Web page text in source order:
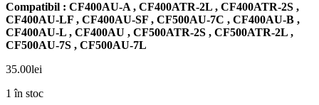
Compatibil : CF400AU-A , CF400ATR-2L , CF400ATR-2S ,
CF400AU-LF , CF400AU-SF , CF500AU-7C , CF400AU-B ,
CF400AU-L , CF400AU , CF500ATR-2S , CF500ATR-2L ,
CF500AU-7S , CF500AU-7L
35.00lei
1 în stoc